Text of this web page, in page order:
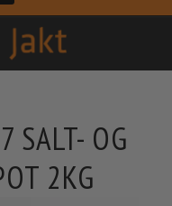
SALT- OG
2KG